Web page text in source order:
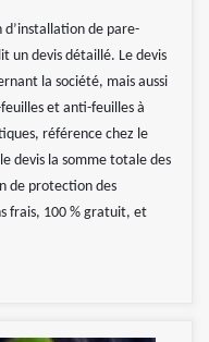
d’installation de pare-
un devis détaillé. Le devis
la société, mais aussi
et anti-feuilles à
référence chez le
devis la somme totale des
de protection des
frais, 100 % gratuit, et